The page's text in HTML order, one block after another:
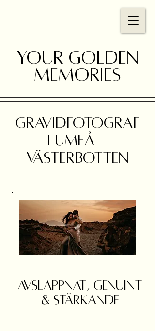
Your golden
memories
GRAVIDFOTOGRAF
I UMEÅ -
VÄSTERBOTTEN
avslappnat, Genuint
& STÄRKANDE